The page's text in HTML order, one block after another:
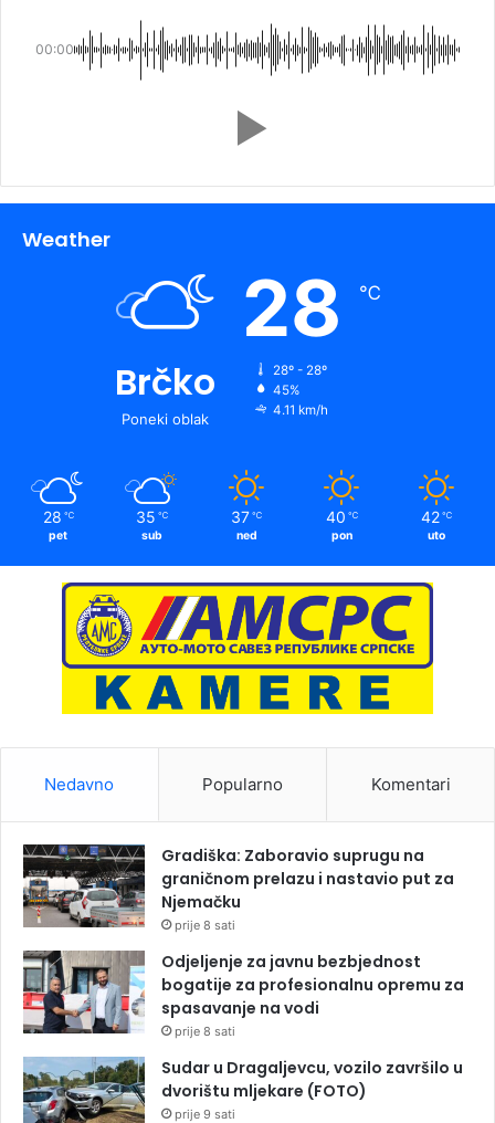
00:00
Weather
Brčko
Poneki oblak
28 ℃
28º - 28º
45%
4.11 km/h
28 ℃
pet
35 ℃
sub
37 ℃
ned
40 ℃
pon
42 ℃
uto
Nedavno Popularno Komentari
Gradiška: Zaboravio suprugu na
graničnom prelazu i nastavio put za
Njemačku
prije 8 sati
Odjeljenje za javnu bezbjednost
bogatije za profesionalnu opremu za
spasavanje na vodi
prije 8 sati
Sudar u Dragaljevcu, vozilo završilo u
dvorištu mljekare (FOTO)
prije 9 sati